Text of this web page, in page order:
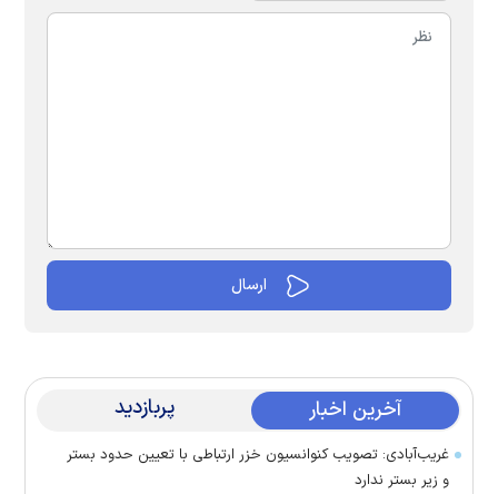
آخرین اخبار پربازدید
غریب‌آبادی: تصویب کنوانسیون خزر ارتباطی با تعیین حدود بستر
و زیر بستر ندارد